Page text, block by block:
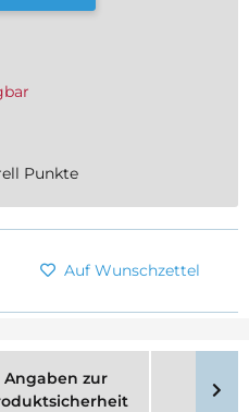
Punkte
Auf Wunschzettel
Angaben zur